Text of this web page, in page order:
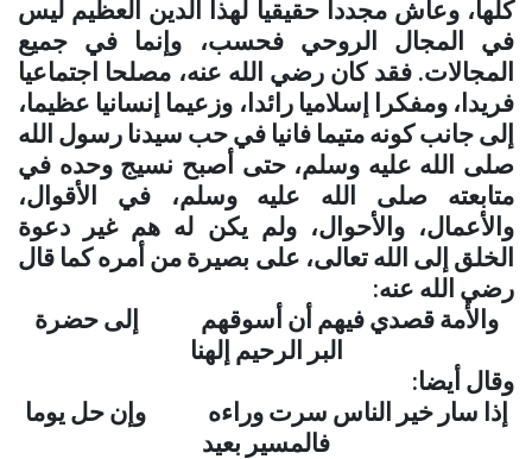
كلها، وعاش مجددا حقيقيا لهذا الدين العظيم ليس
في المجال الروحي فحسب، وإنما في جميع
المجالات. فقد كان رضي الله عنه، مصلحا اجتماعيا
فريدا، ومفكرا إسلاميا رائدا، وزعيما إنسانيا عظيما،
إلى جانب كونه متيما فانيا في حب سيدنا رسول الله
صلى الله عليه وسلم، حتى أصبح نسيج وحده في
متابعته صلى الله عليه وسلم، في الأقوال،
والأعمال، والأحوال، ولم يكن له هم غير دعوة
الخلق إلى الله تعالى، على بصيرة من أمره كما قال
رضي الله عنه:
والأمة قصدي فيهم أن أسوقهم إلى حضرة
البر الرحيم إلهنا
وقال أيضا:
إذا سار خير الناس سرت وراءه وإن حل يوما
فالمسير بعيد